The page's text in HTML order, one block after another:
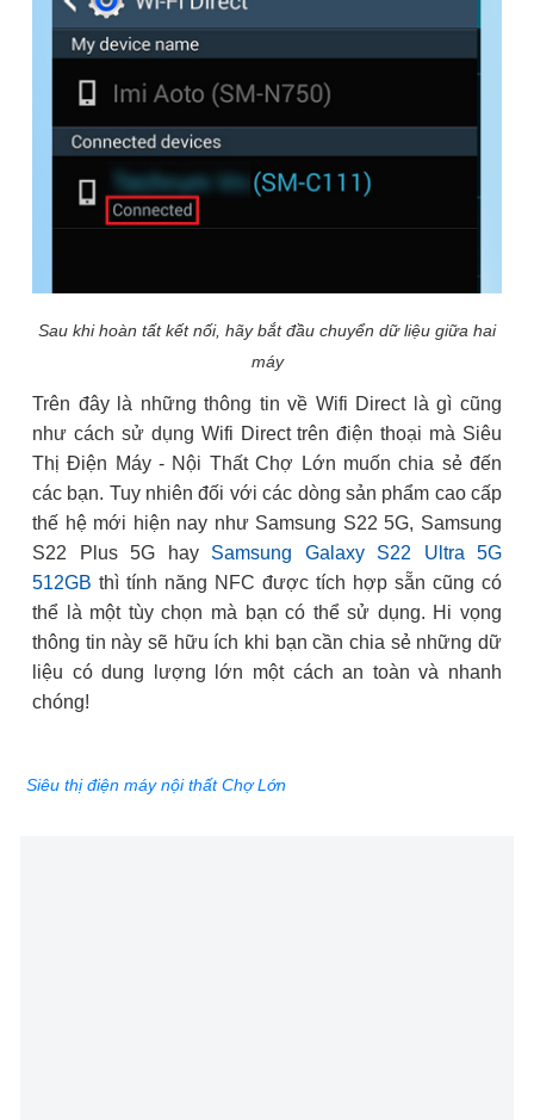
Sau khi hoàn tất kết nối, hãy bắt đầu chuyển dữ liệu giữa hai
máy
Trên đây là những thông tin về Wifi Direct là gì cũng
như cách sử dụng Wifi Direct trên điện thoại mà Siêu
Thị Điện Máy - Nội Thất Chợ Lớn muốn chia sẻ đến
các bạn. Tuy nhiên đối với các dòng sản phẩm cao cấp
thế hệ mới hiện nay như Samsung S22 5G, Samsung
S22 Plus 5G hay Samsung Galaxy S22 Ultra 5G
512GB thì tính năng NFC được tích hợp sẵn cũng có
thể là một tùy chọn mà bạn có thể sử dụng. Hi vọng
thông tin này sẽ hữu ích khi bạn cần chia sẻ những dữ
liệu có dung lượng lớn một cách an toàn và nhanh
chóng!
Siêu thị điện máy nội thất Chợ Lớn